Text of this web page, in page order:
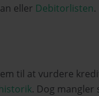
eller Debitorlisten.
til at vurdere
. Dog